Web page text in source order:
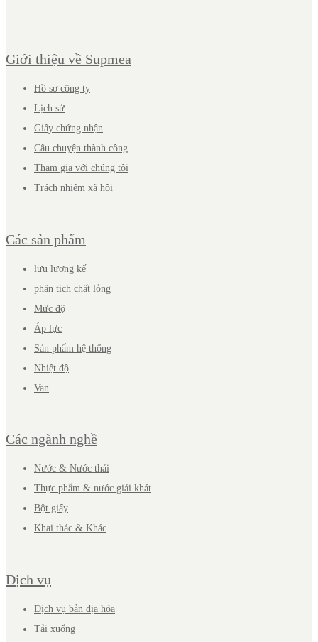
Giới thiệu về Supmea
Hồ sơ công ty
Lịch sử
Giấy chứng nhận
Câu chuyện thành công
Tham gia với chúng tôi
Trách nhiệm xã hội
Các sản phẩm
lưu lượng kế
phân tích chất lỏng
Mức độ
Áp lực
Sản phẩm hệ thống
Nhiệt độ
Van
Các ngành nghề
Nước & Nước thải
Thực phẩm & nước giải khát
Bột giấy
Khai thác & Khác
Dịch vụ
Dịch vụ bản địa hóa
Tải xuống